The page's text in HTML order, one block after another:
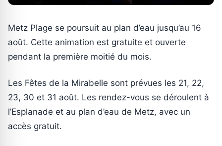
Metz Plage se poursuit au plan d’eau jusqu’au 16
août. Cette animation est gratuite et ouverte
pendant la première moitié du mois.
Les Fêtes de la Mirabelle sont prévues les 21, 22,
23, 30 et 31 août. Les rendez-vous se déroulent à
l’Esplanade et au plan d’eau de Metz, avec un
accès gratuit.